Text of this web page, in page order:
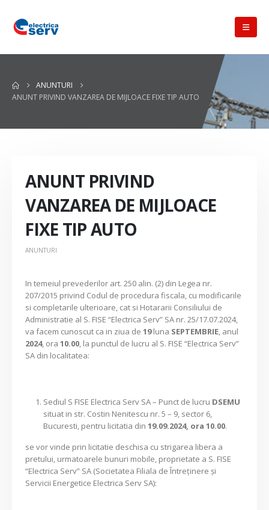
ANUNTURI
ANUNT PRIVIND VANZAREA DE MIJLOACE FIXE TIP AUTO
ANUNT PRIVIND
VANZAREA DE MIJLOACE
FIXE TIP AUTO
ANUNTURI
In temeiul prevederilor art. 250 alin. (2) din Legea nr.
207/2015 privind Codul de procedura fiscala, cu modificarile
si completarile ulterioare, cat si Hotararii Consiliului de
Administratie al S. FISE “Electrica Serv” SA nr. 25/17.07.2024,
va facem cunoscut ca in ziua de19luna SEPTEMBRIE , anul
2024, ora10.00 , la punctul de lucru al S. FISE “Electrica Serv”
SA din localitatea:
Sediul S FISE Electrica Serv SA– Punct de lucru DSEMU
situat in str. Costin Nenitescu nr. 5 – 9, sector 6,
Bucuresti, pentru licitatia din 19.09.2024, ora 10.00.
se vor vinde prin licitatie deschisa cu strigarea libera a
pretului, urmatoarele bunuri mobile, proprietate a S. FISE
“Electrica Serv” SA (Societatea Filiala de Întreţinere şi
Servicii Energetice Electrica Serv SA):